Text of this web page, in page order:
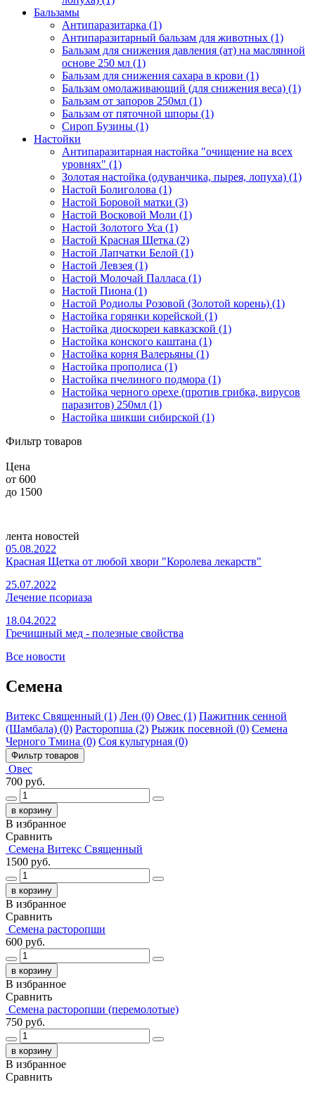
Бальзамы
Антипаразитарка (1)
Антипаразитарный бальзам для животных (1)
Бальзам для снижения давления (ат) на маслянной
основе 250 мл (1)
Бальзам для снижения сахара в крови (1)
Бальзам омолаживающий (для снижения веса) (1)
Бальзам от запоров 250мл (1)
Бальзам от пяточной шпоры (1)
Сироп Бузины (1)
Настойки
Антипаразитарная настойка "очищение на всех
уровнях" (1)
Золотая настойка (одуванчика, пырея, лопуха) (1)
Настой Болиголова (1)
Настой Боровой матки (3)
Настой Восковой Моли (1)
Настой Золотого Уса (1)
Настой Красная Щетка (2)
Настой Лапчатки Белой (1)
Настой Левзея (1)
Настой Молочай Палласа (1)
Настой Пиона (1)
Настой Родиолы Розовой (Золотой корень) (1)
Настойка горянки корейской (1)
Настойка диоскореи кавказской (1)
Настойка конского каштана (1)
Настойка корня Валерьяны (1)
Настойка прополиса (1)
Настойка пчелиного подмора (1)
Настойка черного орехе (против грибка, вирусов
паразитов) 250мл (1)
Настойка шикши сибирской (1)
Фильтр товаров
Цена
от 600
до 1500
лента новостей
05.08.2022
Красная Щетка от любой хвори "Королева лекарств"
25.07.2022
Лечение псориаза
18.04.2022
Гречишный мед - полезные свойства
Все новости
Семена
Витекс Священный (1) Лен (0) Овес (1) Пажитник сенной
(Шамбала) (0) Расторопша (2) Рыжик посевной (0) Семена
Черного Тмина (0) Соя культурная (0)
Фильтр товаров
Овес
700 руб.
в корзину
В избранное
Сравнить
Семена Витекс Священный
1500 руб.
в корзину
В избранное
Сравнить
Семена расторопши
600 руб.
в корзину
В избранное
Сравнить
Семена расторопши (перемолотые)
750 руб.
в корзину
В избранное
Сравнить